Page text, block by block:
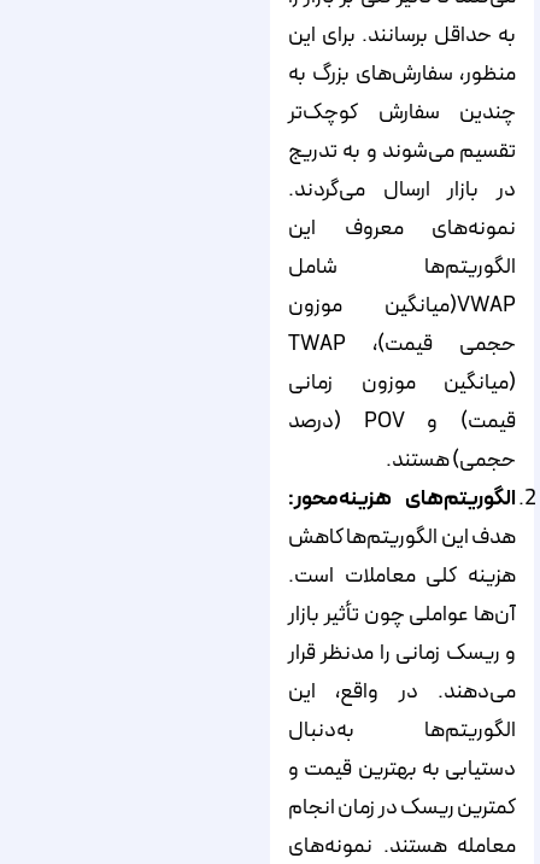
به حداقل برسانند. برای این
منظور، سفارش‌های بزرگ به
چندین سفارش کوچک‌تر
تقسیم می‌شوند و به تدریج
در بازار ارسال می‌گردند.
نمونه‌های معروف این
الگوریتم‌ها شامل
VWAP(میانگین موزون
حجمی قیمت)، TWAP
(میانگین موزون زمانی
قیمت) و POV (درصد
حجمی) هستند.
الگوریتم‌های هزینه‌محور:
هدف این الگوریتم‌ها کاهش
هزینه کلی معاملات است.
آن‌ها عواملی چون تأثیر بازار
و ریسک زمانی را مدنظر قرار
می‌دهند. در واقع، این
الگوریتم‌ها به‌دنبال
دستیابی به بهترین قیمت و
کمترین ریسک در زمان انجام
معامله هستند. نمونه‌های